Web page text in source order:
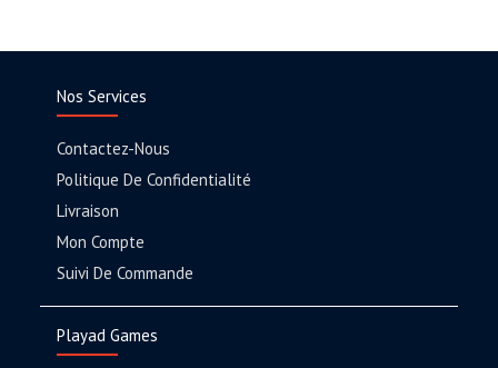
Nos Services
Contactez-Nous
Politique De Confidentialité
Livraison
Mon Compte
Suivi De Commande
Playad Games